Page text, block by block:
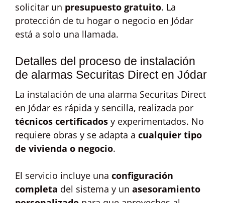
solicitar un presupuesto gratuito. La
protección de tu hogar o negocio en Jódar
está a solo una llamada.
Detalles del proceso de instalación
de alarmas Securitas Direct en Jódar
La instalación de una alarma Securitas Direct
en Jódar es rápida y sencilla, realizada por
técnicos certificados y experimentados. No
requiere obras y se adapta a cualquier tipo
de vivienda o negocio.
El servicio incluye una configuración
completa del sistema y un asesoramiento